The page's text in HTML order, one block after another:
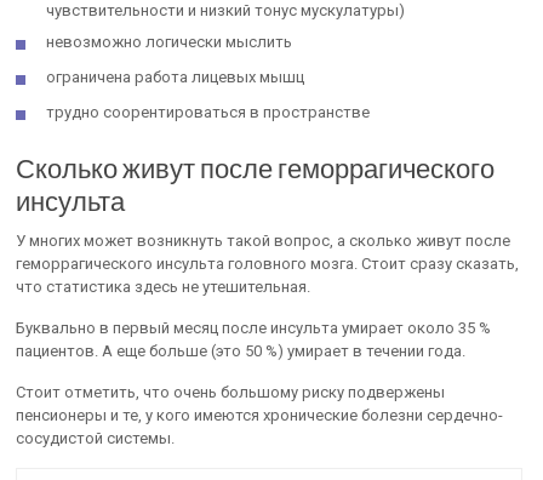
чувствительности и низкий тонус мускулатуры)
невозможно логически мыслить
ограничена работа лицевых мышц
трудно соорентироваться в пространстве
Сколько живут после геморрагического
инсульта
У многих может возникнуть такой вопрос, а сколько живут после
геморрагического инсульта головного мозга. Стоит сразу сказать,
что статистика здесь не утешительная.
Буквально в первый месяц после инсульта умирает около 35 %
пациентов. А еще больше (это 50 %) умирает в течении года.
Стоит отметить, что очень большому риску подвержены
пенсионеры и те, у кого имеются хронические болезни сердечно-
сосудистой системы.